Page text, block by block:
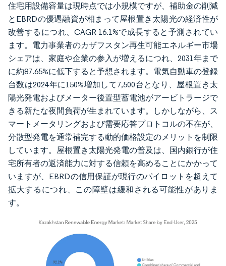
住宅用設備容量は現時点では小規模ですが、補助金の削減
とEBRDの優遇融資が相まって屋根置き太陽光の経済性が
改善するにつれ、CAGR 16.1%で成長すると予測されてい
ます。電力事業者のカザフスタン再生可能エネルギー市場
シェアは、家庭や企業の参入が増えるにつれ、2031年まで
に約87.65%に低下すると予想されます。電気自動車の登録
台数は2024年に150%増加して7,500台となり、屋根置き太
陽光発電およびメーター後置型蓄電池がアービトラージで
きる新たな夜間負荷が生まれています。しかしながら、ス
マートメータリングおよび需要応答プロトコルの不在が、
分散型発電を通常補完する動的価格設定のメリットを制限
しています。屋根置き太陽光発電の普及は、国内銀行が住
宅所有者の返済能力に対する信頼を高めることにかかって
いますが、EBRDの信用保証が現行のパイロットを超えて
拡大するにつれ、この障壁は緩和される可能性がありま
す。